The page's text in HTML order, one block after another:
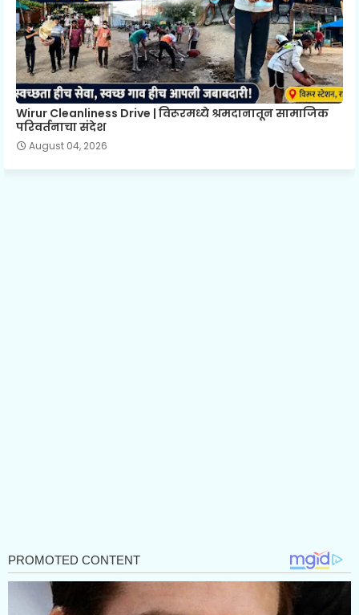
Wirur Cleanliness Drive | विरूरमध्ये श्रमदानातून सामाजिक
परिवर्तनाचा संदेश
August 04, 2026